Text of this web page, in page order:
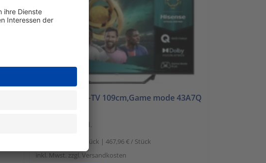
Hisense QLED-TV 109cm,Game mode 43A7Q
nicht lagernd.
1 Stück | 467,96 € / Stück
inkl. Mwst. zzgl. Versandkosten